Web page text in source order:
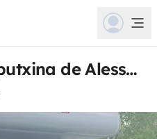
Autocaravana caputxina de Alessandro